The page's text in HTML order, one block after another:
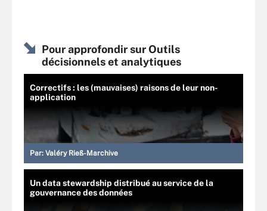
Pour approfondir sur Outils
décisionnels et analytiques
Correctifs : les (mauvaises) raisons de leur non-
application
Par: Valéry Rieß-Marchive
Un data stewardship distribué au service de la
gouvernance des données